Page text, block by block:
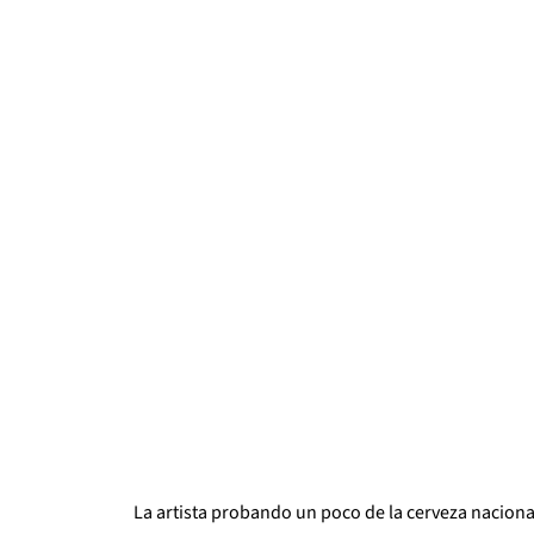
La artista probando un poco de la cerveza